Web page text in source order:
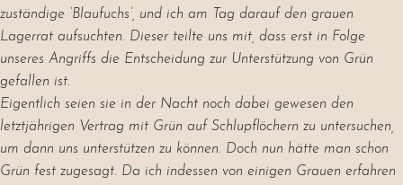
zuständige ‘Blaufuchs’, und ich am Tag darauf den grauen
Lagerrat aufsuchten. Dieser teilte uns mit, dass erst in Folge
unseres Angriffs die Entscheidung zur Unterstützung von Grün
gefallen ist.
Eigentlich seien sie in der Nacht noch dabei gewesen den
letztjährigen Vertrag mit Grün auf Schlupflöchern zu untersuchen,
um dann uns unterstützen zu können. Doch nun hätte man schon
Grün fest zugesagt. Da ich indessen von einigen Grauen erfahren